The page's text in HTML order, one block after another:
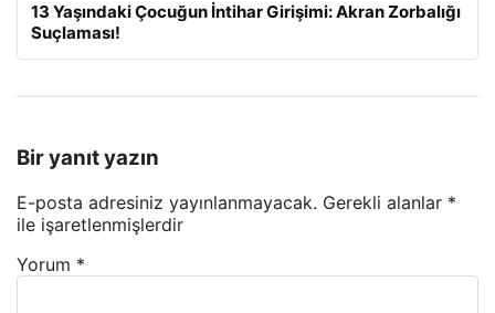
13 Yaşındaki Çocuğun İntihar Girişimi: Akran Zorbalığı
Suçlaması!
Bir yanıt yazın
E-posta adresiniz yayınlanmayacak. Gerekli alanlar *
ile işaretlenmişlerdir
Yorum *